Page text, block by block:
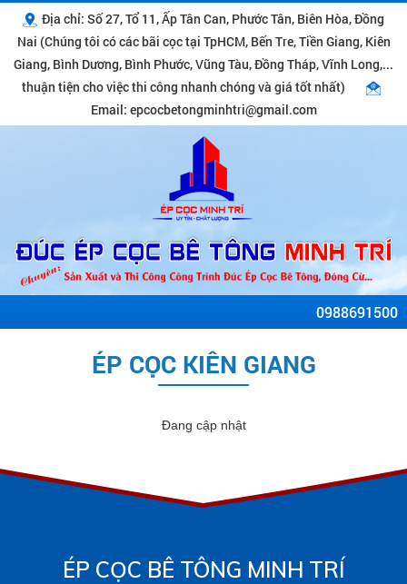
Địa chỉ: Số 27, Tổ 11, Ấp Tân Can, Phước Tân, Biên Hòa, Đồng
Nai (Chúng tôi có các bãi cọc tại TpHCM, Bến Tre, Tiền Giang, Kiên
Giang, Bình Dương, Bình Phước, Vũng Tàu, Đồng Tháp, Vĩnh Long,...
thuận tiện cho việc thi công nhanh chóng và giá tốt nhất)
Email: epcocbetongminhtri@gmail.com
0988691500
ÉP CỌC KIÊN GIANG
Đang cập nhật
ÉP CỌC BÊ TÔNG MINH TRÍ